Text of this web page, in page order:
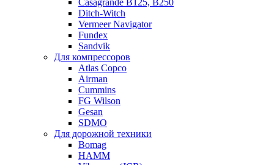
Ditch-Witch
Vermeer Navigator
Fundex
Sandvik
Для компрессоров
Atlas Copco
Airman
Cummins
FG Wilson
Gesan
SDMO
Для дорожной техники
Bomag
HAMM